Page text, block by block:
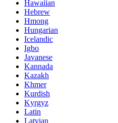
Hawaiian
Hebrew
Hmong
Hungarian
Icelandic
Igbo
Javanese
Kannada
Kazakh
Khmer
Kurdish
Kyrgyz
Latin
Latvian